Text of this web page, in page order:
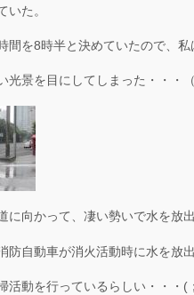
いた。
間を8時半と決めていたので、
光景を目にしてしまった・・
に向かって、凄い勢いで水を放
防自動車が消火活動時に水を放
活動を行っているらしい・・・(